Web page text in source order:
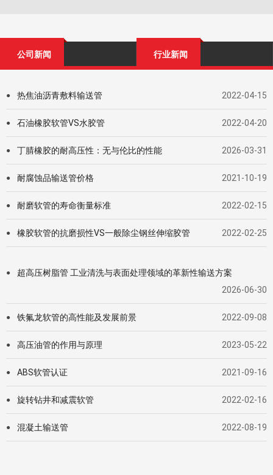
公司新闻 行业新闻
● 热焦油沥青敷料输送管 2022-04-15
● 石油橡胶软管VS水胶管 2022-04-20
● 丁腈橡胶的耐高压性：无与伦比的性能 2026-03-31
● 耐腐蚀品输送管价格 2021-10-19
● 耐磨软管的寿命衡量标准 2022-02-15
● 橡胶软管的抗磨损性VS一般除尘钢丝伸缩胶管 2022-02-25
●
超高压树脂管 工业清洗与表面处理领域的革新性输送方案
2026-06-30
● 铁氟龙软管的高性能及发展前景 2022-09-08
● 高压油管的作用与原理 2023-05-22
● ABS软管认证 2021-09-16
● 旋转钻井和减震软管 2022-02-16
● 混凝土输送管 2022-08-19